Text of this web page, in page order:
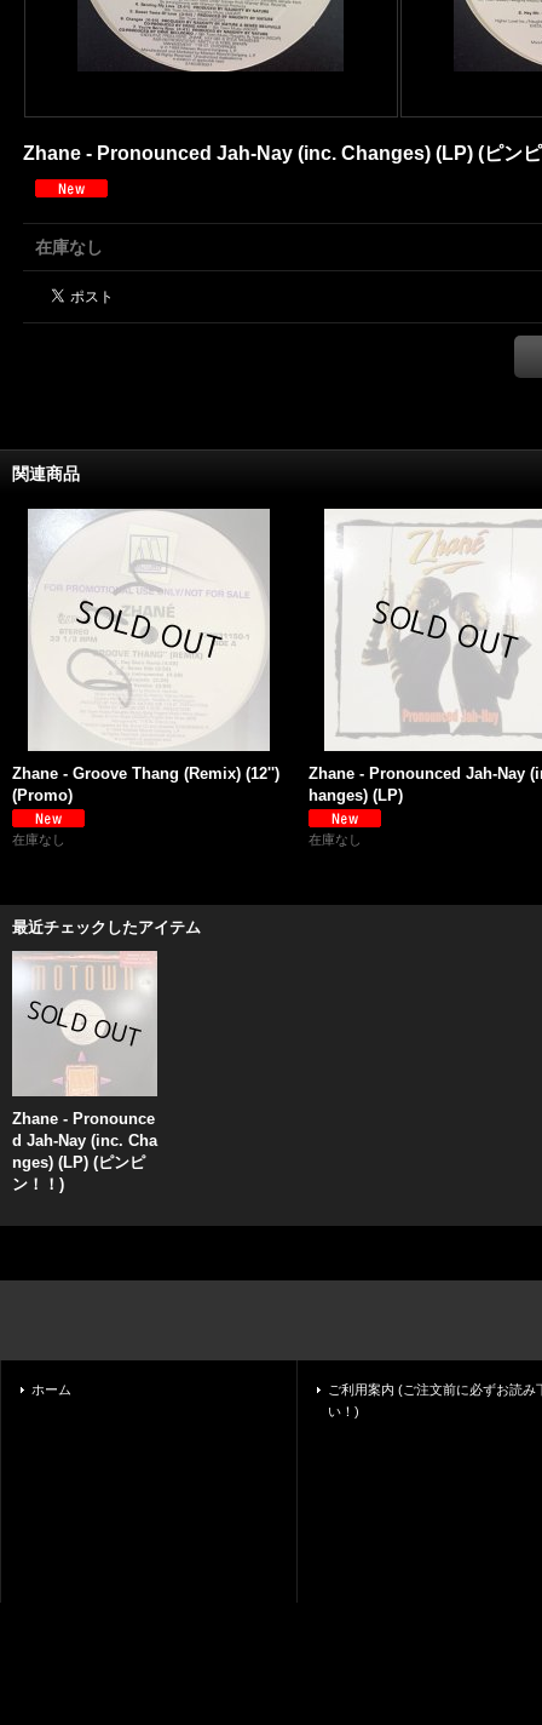
Zhane - Pronounced Jah-Nay (inc. Changes) (LP) (ピン
在庫なし
関連商品
Zhane - Groove Thang (Remix) (12'')
(Promo)
在庫なし
Zhane - Pronounced Jah-Nay
hanges) (LP)
在庫なし
最近チェックしたアイテム
Zhane - Pronounce
d Jah-Nay (inc. Cha
nges) (LP) (ピンピ
ン！！)
ホーム
ご利用案内 (ご注文前に必ずお読み
い！)